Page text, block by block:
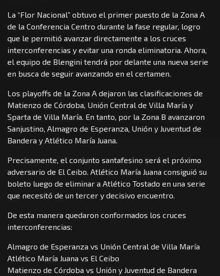
La “Flor Nacional” obtuvo el primer puesto de la Zona A
de la Conferencia Centro durante la fase regular, logro
que le permitió avanzar directamente a los cruces
interconferencias y evitar una ronda eliminatoria. Ahora,
el equipo de Blengini tendrá por delante una nueva serie
en busca de seguir avanzando en el certamen.
Los playoffs de la Zona A dejaron las clasificaciones de
Matienzo de Córdoba, Unión Central de Villa María y
Sparta de Villa María. En tanto, por la Zona B avanzaron
Sanjustino, Almagro de Esperanza, Unión y Juventud de
Bandera y Atlético María Juana.
Precisamente, el conjunto santafesino será el próximo
adversario de El Ceibo. Atlético María Juana consiguió su
boleto luego de eliminar a Atlético Tostado en una serie
que necesitó de un tercer y decisivo encuentro.
De esta manera quedaron conformados los cruces
interconferencias:
Almagro de Esperanza vs Unión Central de Villa María
Atlético María Juana vs El Ceibo
Matienzo de Córdoba vs Unión y Juventud de Bandera